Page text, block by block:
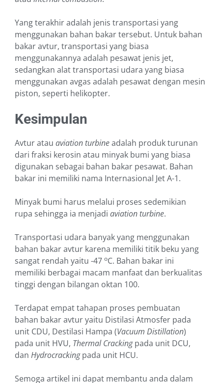
Yang terakhir adalah jenis transportasi yang
menggunakan bahan bakar tersebut. Untuk bahan
bakar avtur, transportasi yang biasa
menggunakannya adalah pesawat jenis jet,
sedangkan alat transportasi udara yang biasa
menggunakan avgas adalah pesawat dengan mesin
piston, seperti helikopter.
Kesimpulan
Avtur atau aviation turbineadalah produk turunan
dari fraksi kerosin atau minyak bumi yang biasa
digunakan sebagai bahan bakar pesawat. Bahan
bakar ini memiliki nama Internasional Jet A-1.
Minyak bumi harus melalui proses sedemikian
rupa sehingga ia menjadi aviation turbine.
Transportasi udara banyak yang menggunakan
bahan bakar avtur karena memiliki titik beku yang
sangat rendah yaitu -47 oC. Bahan bakar ini
memiliki berbagai macam manfaat dan berkualitas
tinggi dengan bilangan oktan 100.
Terdapat empat tahapan proses pembuatan
bahan bakar avtur yaitu Distilasi Atmosfer pada
unit CDU, Destilasi Hampa (Vacuum Distillation)
pada unit HVU, Thermal Crackingpada unit DCU,
dan Hydrocrackingpada unit HCU.
Semoga artikel ini dapat membantu anda dalam